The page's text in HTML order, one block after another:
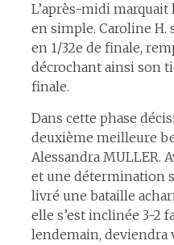
L’après-midi
en simple. Caroline H.
en 1/32e de finale,
décrochant ainsi son
finale.
Dans cette phase
deuxième meilleure
Alessandra MULLER.
et une détermination
livré une bataille
elle s’est inclinée 3-2
lendemain,